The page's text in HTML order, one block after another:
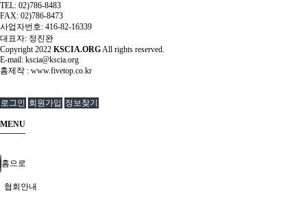
TEL: 02)786-8483
FAX: 02)786-8473
사업자번호: 416-82-16339
대표자: 정진완
Copyright2022 KSCIA.ORGAll rights reserved.
E-mail: kscia@kscia.org
홈제작 : www.fivetop.co.kr
로그인 회원가입 정보찾기
MENU
홈으로
협회안내